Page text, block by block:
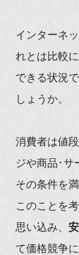
インターネ
れとは比較
できる状況
しょうか。
消費者は値
ジや商品･サ
その条件を
このことを
思い込み、
て価格競争